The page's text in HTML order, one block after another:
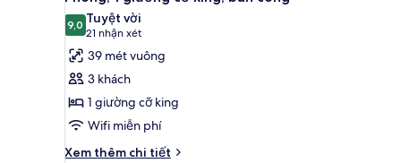
queen,
quang
cảnh
hồ
tất
cả
ảnh
Phòng,
1
giường
cỡ
king,
9,09,0 trên 10
Tuyệt vời
21 nhận xét
(21
nhận
xét)
39 mét vuông
3 khách
1 giường cỡ king
Wifi miễn phí
Xem thêm chi tiết
Chi